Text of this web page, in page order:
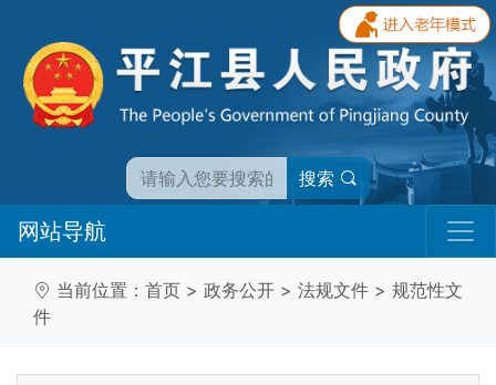
搜索
网站导航
当前位置： 首页 > 政务公开 > 法规文件 > 规范性文
件